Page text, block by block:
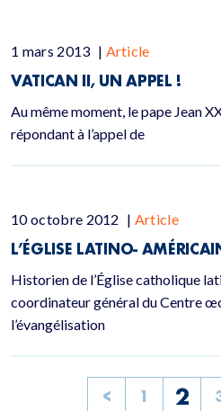
1 mars 2013 | Article
VATICAN II, UN APPEL !
Au même moment, le pape Jean
répondant à l’appel de
10 octobre 2012 | Article
L’ÉGLISE LATINO-
Historien de l’Église catholique
coordinateur général du Centre
l’évangélisation
< 1 2